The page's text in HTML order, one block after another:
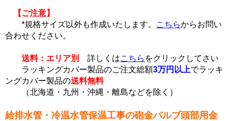
【ご注意】
*規格サイズ以外も作成いたします。
こちらからお問い
合わせください。
送料：エリア別 詳しくはこちら をクリックしてさい
ラッキングカバー製品のご注文総額3万円以上でラッキ
ングカバー製品の送料無料
（北海道・九州・沖縄・離島などを除く）
給排水管・冷温水管保温工事の砲金バルブ頭部用金